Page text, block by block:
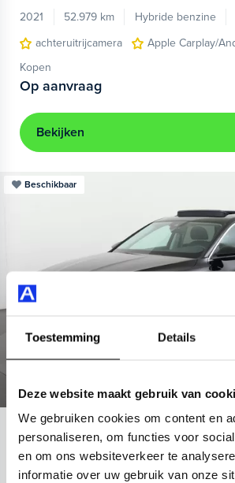
Toestemming Details
Deze website maakt gebruik van
We gebruiken cookies om content en
personaliseren, om functies voor
en om ons websiteverkeer te
informatie over uw gebruik van onze
2021
52.979 km Hybride benzine
achteruitrijcamera
Apple Carplay/
Kopen
Op aanvraag
Bekijken
Beschikbaar
Audi e-tron
55 quattro Advanced 95 kWh